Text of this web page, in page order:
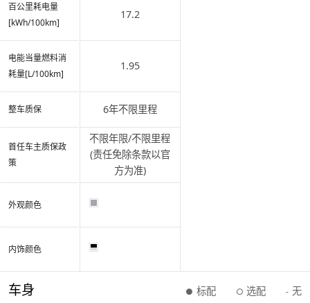
百公里耗电量
[kWh/100km]
电能当量燃料消
耗量[L/100km]
整车质保
首任车主质保政
策
外观颜色
内饰颜色
车身 ● 标配 ○ 选配 - 无
17.2
1.95
6年不限里程
不限年限/不限里程
(责任免除条款以官
方为准)